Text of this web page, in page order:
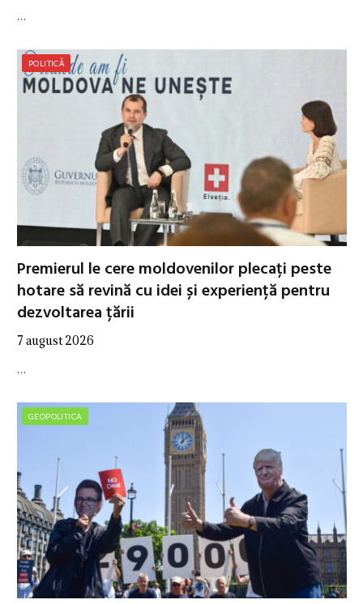
…
POLITICĂ
Premierul le cere moldovenilor plecați peste
hotare să revină cu idei și experiență pentru
dezvoltarea țării
7 august 2026
…
GEOPOLITICA